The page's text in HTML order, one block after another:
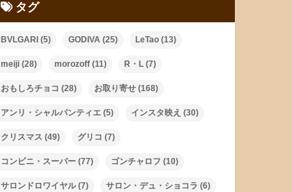
タグ
BVLGARI (5) GODIVA (25) LeTao (13)
meiji (28) morozoff (11) R・L (7)
おもしろチョコ (28) お取り寄せ (168)
アンリ・シャルパンティエ (5) インスタ映え (30)
クリスマス (49) グリコ (7)
コンビニ・スーパー (77) ゴンチャロフ (10)
サロンドロワイヤル(7) サロン・デュ・ショコラ (6)